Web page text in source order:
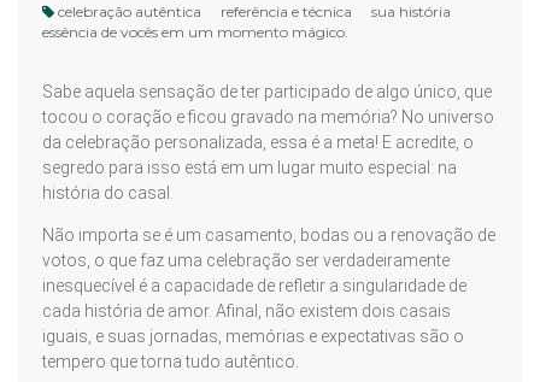
celebração autêntica
referência e técnica
sua história
essência de vocês em um momento mágico.
Sabe aquela sensação de ter participado de algo único, que
tocou o coração e ficou gravado na memória? No universo
da celebração personalizada, essa é a meta! E acredite, o
segredo para isso está em um lugar muito especial: na
história do casal.
Não importa se é um casamento, bodas ou a renovação de
votos, o que faz uma celebração ser verdadeiramente
inesquecível é a capacidade de refletir a singularidade de
cada história de amor. Afinal, não existem dois casais
iguais, e suas jornadas, memórias e expectativas são o
tempero que torna tudo autêntico.